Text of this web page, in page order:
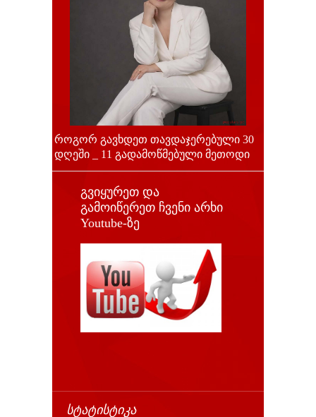
როგორ გავხდეთ თავდაჯერებული 30
დღეში _ 11 გადამოწმებული მეთოდი
გვიყურეთ და
გამოიწერეთ ჩვენი არხი
Youtube-ზე
ᲡᲢᲐᲢᲘᲡᲢᲘᲙᲐ